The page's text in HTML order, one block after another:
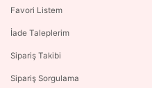
Favori Listem
İade Taleplerim
Sipariş Takibi
Sipariş Sorgulama